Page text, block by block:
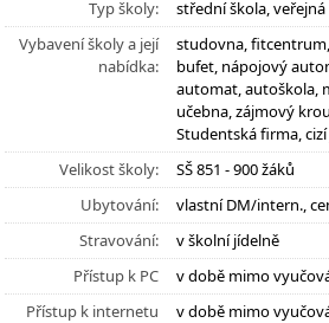
Typ školy:
střední škola, veřejná
Vybavení školy a její
nabídka:
studovna,
bufet, nápojový
automat, autoškola,
učebna, zájmový
Studentská firma,
Velikost školy:
SŠ 851 - 900 žáků
Ubytování:
vlastní DM/intern.,
Stravování:
v školní jídelně
Přístup k PC
v době mimo
Přístup k internetu
v době mimo